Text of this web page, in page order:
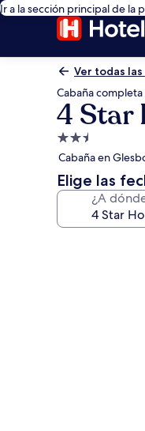
Ir a la sección principal de la
Ver todas
Cabaña completa
4 Star
Propiedad
de
2.5
estrellas
Cabaña en
Elige las
¿A